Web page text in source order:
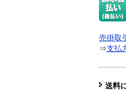
売掛取
⇒支払
送料